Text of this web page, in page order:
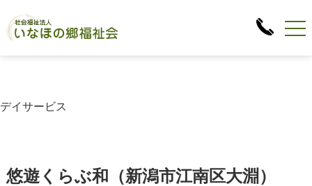
デイサービス
悠遊くらぶ和（新潟市江南区大淵）